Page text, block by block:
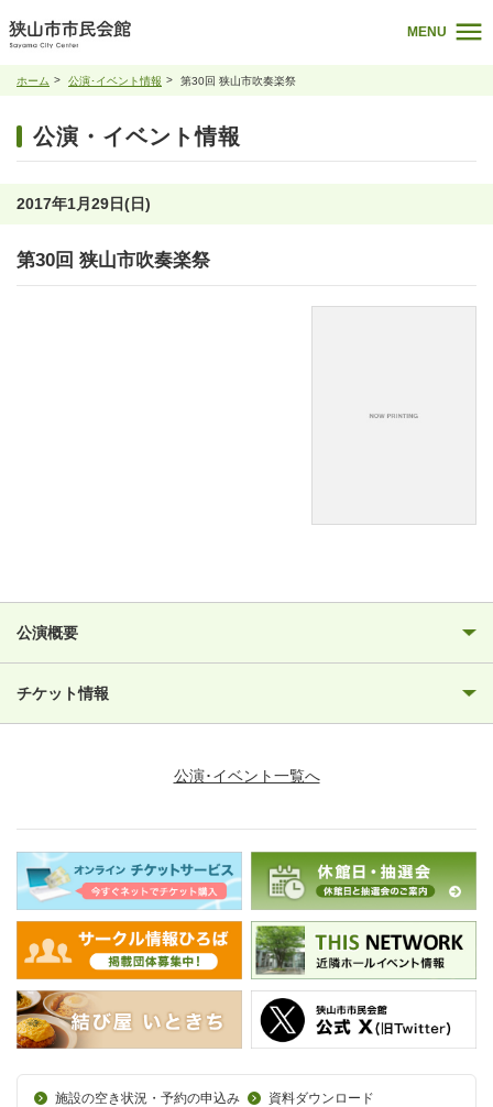
MENU
ホーム 公演･イベント情報 第30回 狭山市吹奏楽祭
公演・イベント情報
2017年1月29日(日)
第30回 狭山市吹奏楽祭
公演概要
チケット情報
公演･イベント一覧へ
施設の空き状況・予約の申込み
資料ダウンロード